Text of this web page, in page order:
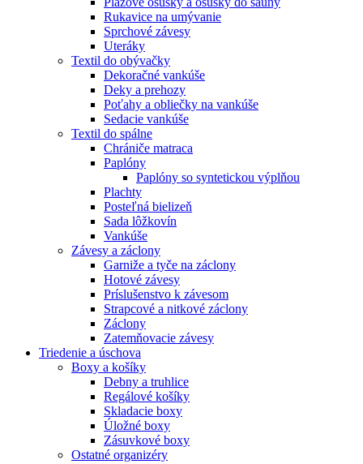
Rukavice na umývanie
Sprchové závesy
Uteráky
Textil do obývačky
Dekoračné vankúše
Deky a prehozy
Poťahy a obliečky na vankúše
Sedacie vankúše
Textil do spálne
Chrániče matraca
Paplóny
Paplóny so syntetickou výplňou
Plachty
Posteľná bielizeň
Sada lôžkovín
Vankúše
Závesy a záclony
Garniže a tyče na záclony
Hotové závesy
Príslušenstvo k závesom
Strapcové a nitkové záclony
Záclony
Zatemňovacie závesy
Triedenie a úschova
Boxy a košíky
Debny a truhlice
Regálové košíky
Skladacie boxy
Úložné boxy
Zásuvkové boxy
Ostatné organizéry